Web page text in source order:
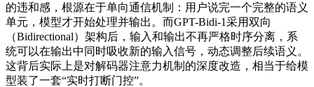
的违和感，根源在于单向通信机制：用户说完一个完整的语义
单元，模型才开始处理并输出。而GPT-Bidi-1采用双向
（Bidirectional）架构后，输入和输出不再严格时序分离，系
统可以在输出中同时吸收新的输入信号，动态调整后续语义。
这背后实际上是对解码器注意力机制的深度改造，相当于给模
型装了一套“实时打断门控”。